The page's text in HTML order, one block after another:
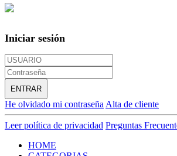
Iniciar sesión
ENTRAR
He olvidado mi contraseña Alta de cliente
Leer política de privacidad Preguntas
HOME